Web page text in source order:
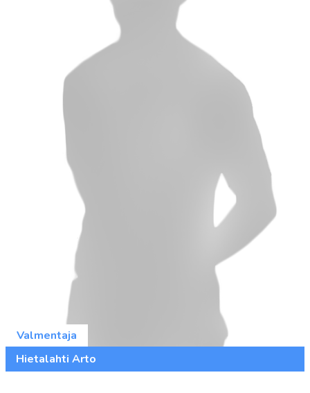
Valmentaja
Hietalahti Arto